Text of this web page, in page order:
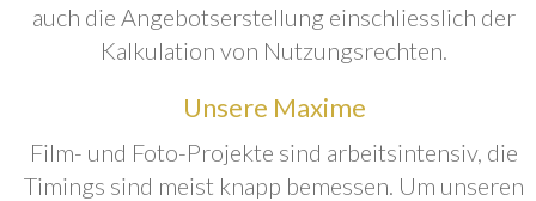
auch die Angebotserstellung einschliesslich der
Kalkulation von Nutzungsrechten.
Unsere Maxime
Film- und Foto-Projekte sind arbeitsintensiv, die
Timings sind meist knapp bemessen. Um unseren